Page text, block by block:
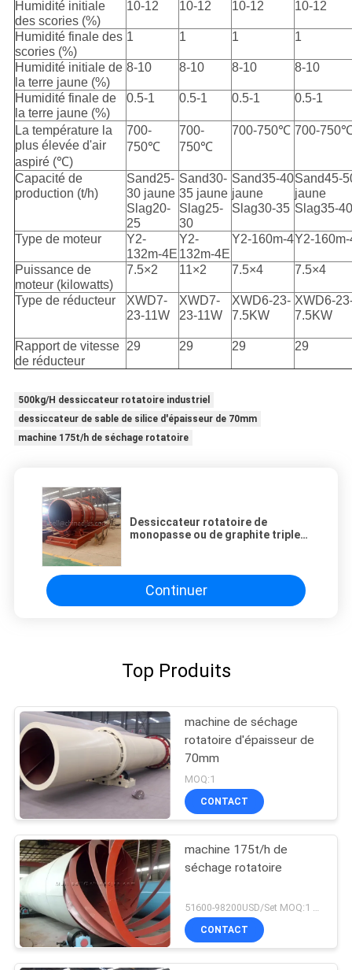
Humidité initiale
des scories (%)
10-12 10-12 10-12 10-12
Humidité finale des
scories (%)
1 1 1 1
Humidité initiale de
la terre jaune (%)
8-10 8-10 8-10 8-10
Humidité finale de
la terre jaune (%)
0.5-1 0.5-1 0.5-1 0.5-1
La température la
plus élevée d'air
aspiré (℃)
700-
750℃
700-
750℃
700-750℃ 700-
Capacité de
production (t/h)
Sand25-
30 jaune
Slag20-
25
Sand30-
35 jaune
Slag25-
30
Sand35-40
jaune
Slag30-35
Sand45-
jaune
Slag35-40
Type de moteur
Y2-
132m-4E
Y2-
132m-4E
Y2-160m-4Y2-160m-
Puissance de
moteur (kilowatts)
7.5×2 11×2 7.5×4 7.5×4
Type de réducteur
XWD7-
23-11W
XWD7-
23-11W
XWD6-23-
7.5KW
XWD6-
7.5KW
Rapport de vitesse
de réducteur
29 29 29 29
500kg/H dessiccateur rotatoire industriel
dessiccateur de sable de silice d'épaisseur de 70mm
machine 175t/h de séchage rotatoire
Dessiccateur rotatoire de
monopasse ou de graphite triple
Continuer
Top Produits
machine de séchage
rotatoire d'épaisseur de
70mm
MOQ:1
CONTACT
machine 175t/h de
séchage rotatoire
51600-98200USD/Set MOQ:1 ensemble
CONTACT